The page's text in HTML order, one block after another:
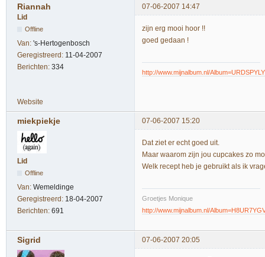
Riannah
07-06-2007 14:47
Lid
Offline
Van: 's-Hertogenbosch
Geregistreerd: 11-04-2007
Berichten: 334
zijn erg mooi hoor !!
goed gedaan !
http://www.mijnalbum.nl/Album=URDSPYLY
Website
miekpiekje 07-06-2007 15:20
Lid
Offline
Van: Wemeldinge
Geregistreerd: 18-04-2007
Berichten: 691
Dat ziet er echt goed uit.
Maar waarom zijn jou cupcakes zo
Welk recept heb je gebruikt als ik
Groetjes Monique
http://www.mijnalbum.nl/
Sigrid 07-06-2007 20:05